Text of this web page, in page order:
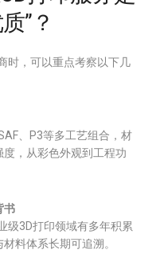
”？
时，可以重点考察以下几
、P3等多工艺组合，材
，从彩色外观到工程功
书
级3D打印领域有多年积累
料体系长期可追溯。